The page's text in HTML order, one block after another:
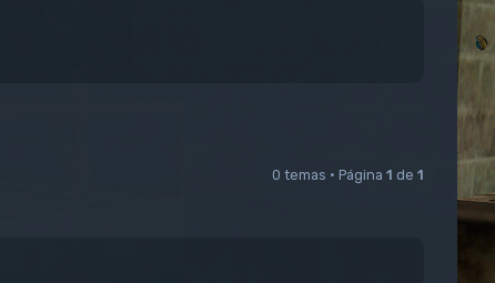
0 temas • Página1 de1